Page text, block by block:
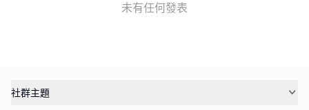
未有任何發表
社群主題